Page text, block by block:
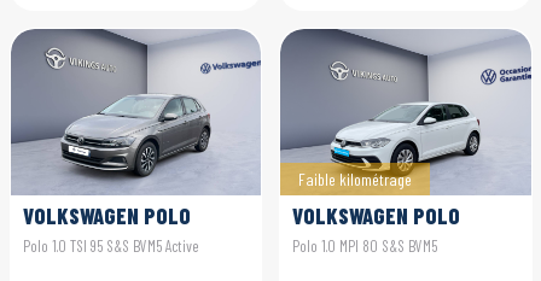
VOLKSWAGEN POLO
Polo 1.0 TSI 95 S&S BVM5 Active
Faible kilométrage
VOLKSWAGEN POLO
Polo 1.0 MPI 80 S&S BVM5